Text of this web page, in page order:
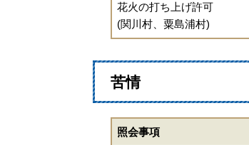
花火の打ち上げ許可
(関川村、粟島浦村)
苦情
照会事項